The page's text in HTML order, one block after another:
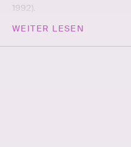
1992).
2
Das Statistische
WEITER LESEN